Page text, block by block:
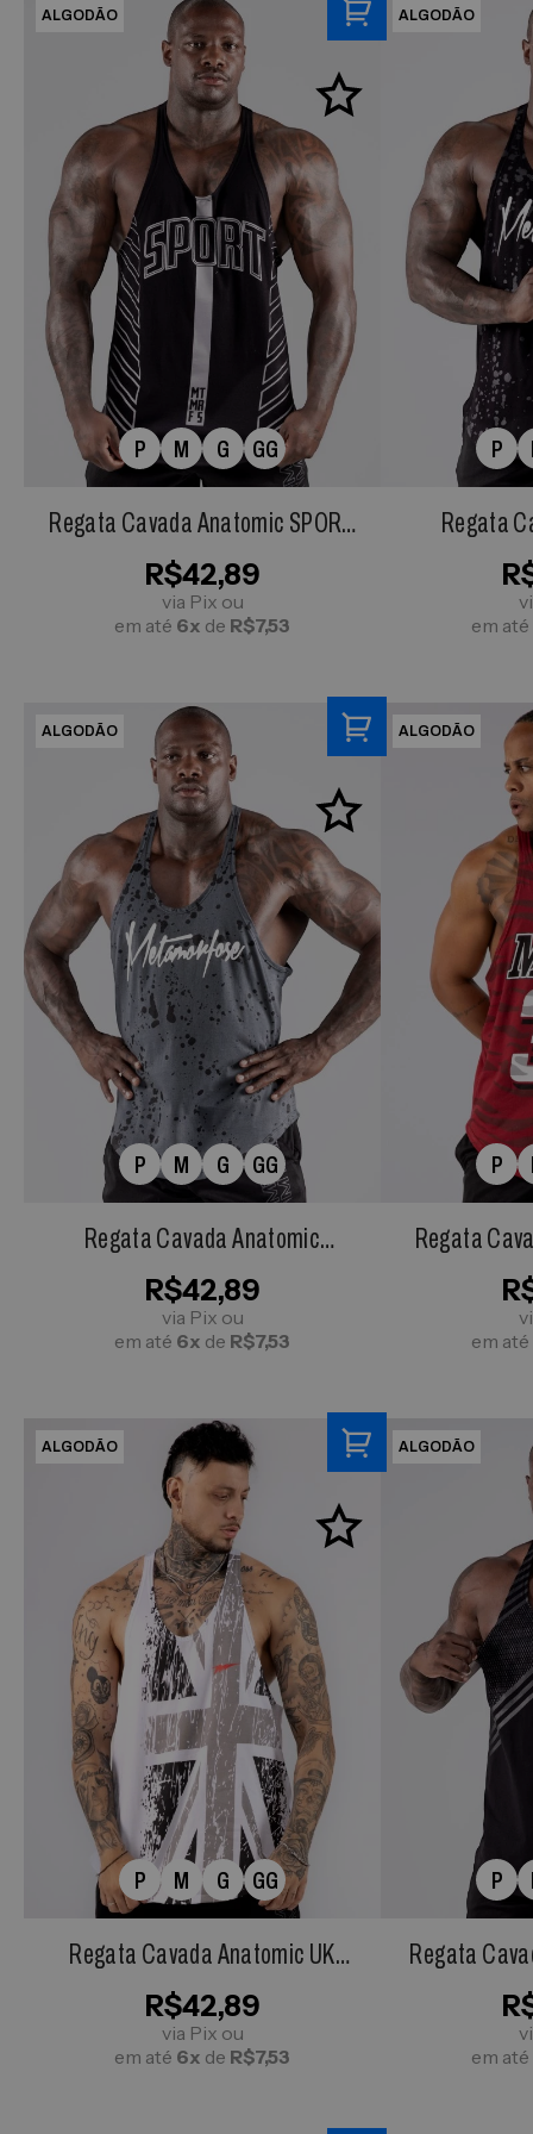
ALGODÃO
P M G GG
Regata Cavada Anatomic SPORT
Preta
R$42,89
via Pix ou
em até 6x de R$7,53
ALGODÃO
P
Regata
em até
ALGODÃO
P M G GG
Regata Cavada Anatomic
SPLASH Cinza Chumbo
R$42,89
via Pix ou
em até 6x de R$7,53
ALGODÃO
P
Regata
em até
ALGODÃO
P M G GG
Regata Cavada Anatomic UK
Branca
R$42,89
via Pix ou
em até 6x de R$7,53
ALGODÃO
P
Regata
em até